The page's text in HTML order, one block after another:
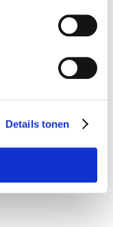
Details tonen